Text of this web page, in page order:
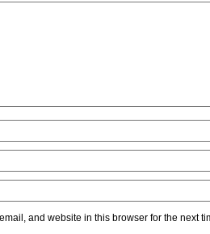
and website in this browser for the next